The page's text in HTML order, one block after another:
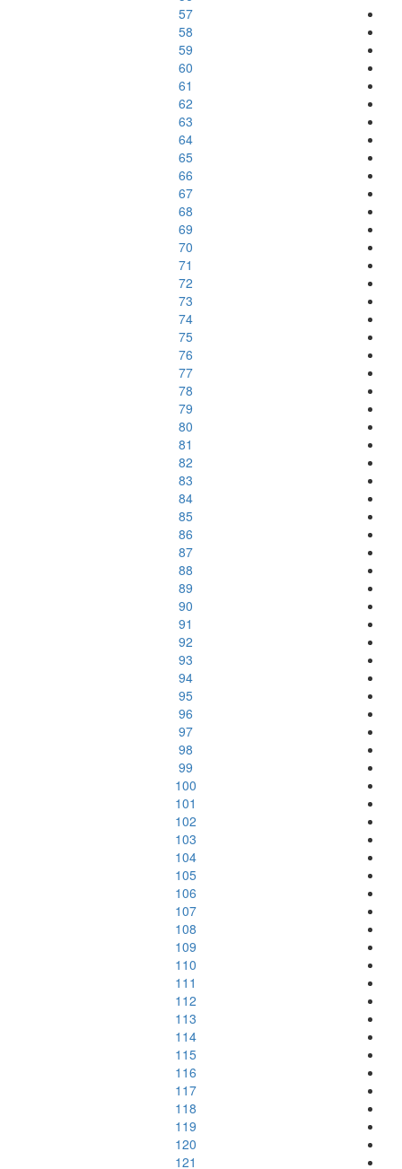
57
58
59
60
61
62
63
64
65
66
67
68
69
70
71
72
73
74
75
76
77
78
79
80
81
82
83
84
85
86
87
88
89
90
91
92
93
94
95
96
97
98
99
100
101
102
103
104
105
106
107
108
109
110
111
112
113
114
115
116
117
118
119
120
121